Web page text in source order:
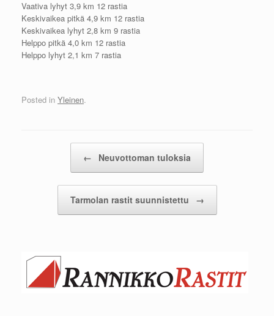
Vaativa lyhyt 3,9 km 12 rastia
Keskivaikea pitkä 4,9 km 12 rastia
Keskivaikea lyhyt 2,8 km 9 rastia
Helppo pitkä 4,0 km 12 rastia
Helppo lyhyt 2,1 km 7 rastia
Posted in Yleinen.
← Neuvottoman tuloksia
Tarmolan rastit suunnistettu →